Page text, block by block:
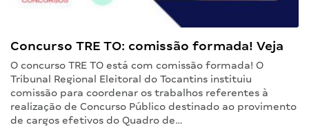
Concurso TRE TO: comissão formada! Veja
O concurso TRE TO está com comissão formada! O
Tribunal Regional Eleitoral do Tocantins instituiu
comissão para coordenar os trabalhos referentes à
realização de Concurso Público destinado ao provimento
de cargos efetivos do Quadro de…